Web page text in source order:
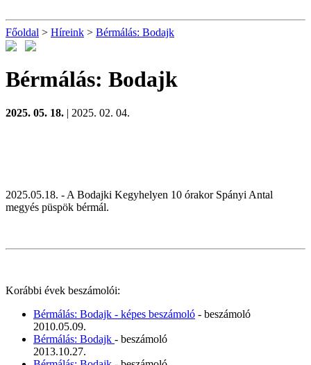
Főoldal > Híreink > Bérmálás: Bodajk
Bérmálás: Bodajk
2025. 05. 18. | 2025. 02. 04.
2025.05.18. - A Bodajki Kegyhelyen 10 órakor Spányi Antal
megyés püspök bérmál.
Korábbi évek beszámolói:
Bérmálás: Bodajk - képes beszámoló - beszámoló
2010.05.09.
Bérmálás: Bodajk - beszámoló
2013.10.27.